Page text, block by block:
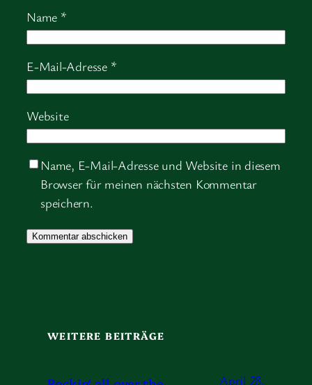
Name *
E-Mail-Adresse *
Website
Name, E-Mail-Adresse und Website in diesem
Browser für meinen nächsten Kommentar
speichern.
WEITERE BEITRÄGE
April 28,